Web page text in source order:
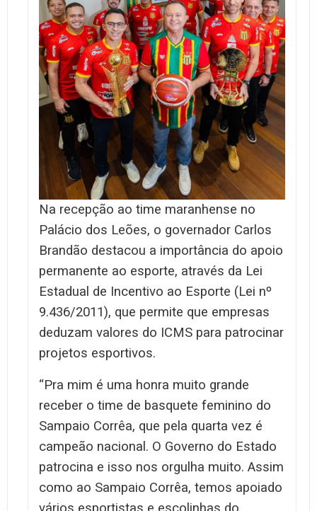
Na recepção ao time maranhense no
Palácio dos Leões, o governador Carlos
Brandão destacou a importância do apoio
permanente ao esporte, através da Lei
Estadual de Incentivo ao Esporte (Lei nº
9.436/2011), que permite que empresas
deduzam valores do ICMS para patrocinar
projetos esportivos.
“Pra mim é uma honra muito grande
receber o time de basquete feminino do
Sampaio Corrêa, que pela quarta vez é
campeão nacional. O Governo do Estado
patrocina e isso nos orgulha muito. Assim
como ao Sampaio Corrêa, temos apoiado